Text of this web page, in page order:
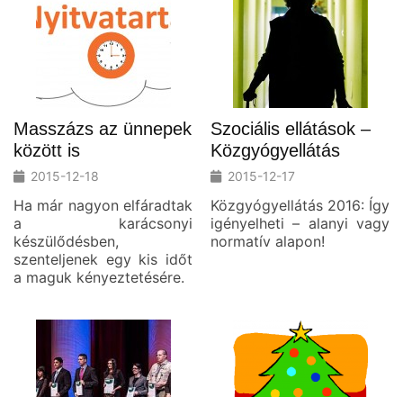
Masszázs az ünnepek
között is
2015-12-18
Ha már nagyon elfáradtak
a karácsonyi
készülődésben,
szenteljenek egy kis időt
a maguk kényeztetésére.
Szociális ellátások –
Közgyógyellátás
2015-12-17
Közgyógyellátás 2016: Így
igényelheti – alanyi vagy
normatív alapon!